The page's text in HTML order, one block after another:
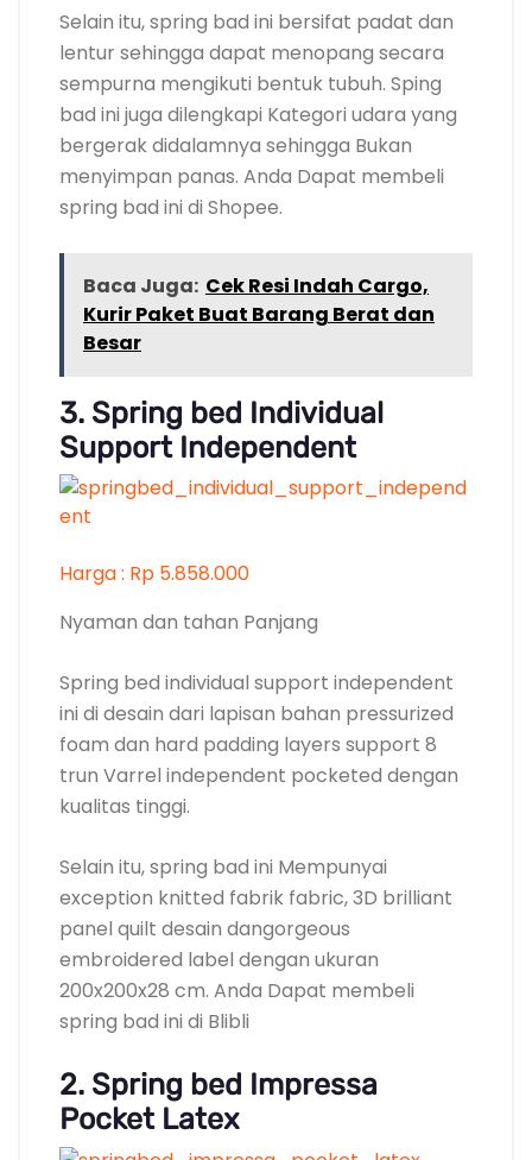
Selain itu, spring bad ini bersifat padat dan
lentur sehingga dapat menopang secara
sempurna mengikuti bentuk tubuh. Sping
bad ini juga dilengkapi Kategori udara yang
bergerak didalamnya sehingga Bukan
menyimpan panas. Anda Dapat membeli
spring bad ini di Shopee.
Baca Juga: Cek Resi Indah Cargo,
Kurir Paket Buat Barang Berat dan
Besar
3. Spring bed Individual
Support Independent
Harga : Rp 5.858.000
Nyaman dan tahan Panjang
Spring bed individual support independent
ini di desain dari lapisan bahan pressurized
foam dan hard padding layers support 8
trun Varrel independent pocketed dengan
kualitas tinggi.
Selain itu, spring bad ini Mempunyai
exception knitted fabrik fabric, 3D brilliant
panel quilt desain dangorgeous
embroidered label dengan ukuran
200x200x28 cm. Anda Dapat membeli
spring bad ini di Blibli
2. Spring bed Impressa
Pocket Latex